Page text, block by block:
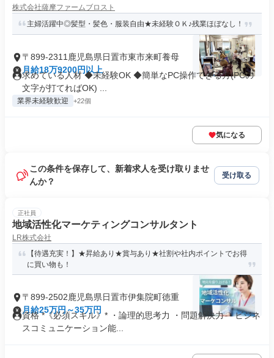
株式会社薩摩ファームブロスト
主婦活躍中◎髪型・髪色・服装自由★未経験ＯＫ♪残業ほぼなし！
〒899-2311鹿児島県日置市東市来町養母
月給18万9200円以上
求めている人材 ◆未経験OK ◆簡単なPC操作できる方(PCの
文字が打てればOK) ...
業界未経験歓迎 +22個
気になる
この条件を保存して、新着求人を受け取りませ
んか？
受け取る
正社員
地域活性化マーケティングコンサルタント
LR株式会社
【待遇充実！】★昇給あり★賞与あり★社割や社内ポイントでお得
に買い物も！
〒899-2502鹿児島県日置市伊集院町徳重
月給25万円～35万円
資格 *《必須スキル》* ・論理的思考力 ・問題解決力 ・ビジネ
スコミュニケーション能...